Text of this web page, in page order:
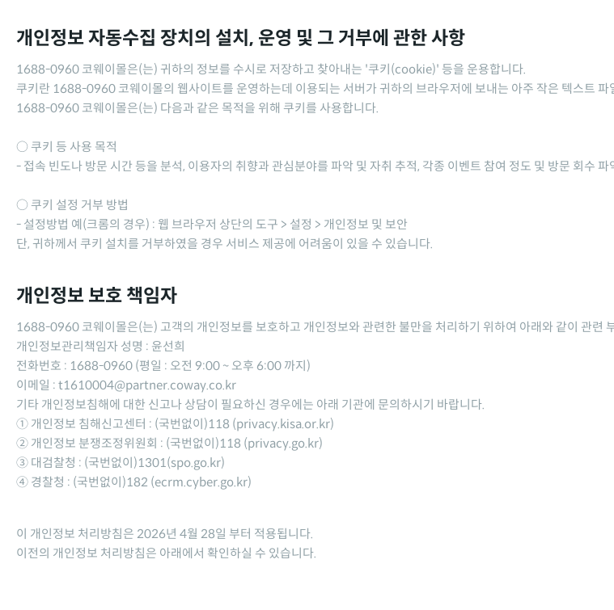
개인정보 자동수집 장치의 설치, 운영 및 그 거부에 관한 사항
1688-0960 코웨이몰은(는) 귀하의 정보를 수시로 저장하고 찾아내는 '쿠키(cookie)' 등을 운용합니다.
쿠키란 1688-0960 코웨이몰의 웹사이트를 운영하는데 이용되는 서버가 귀하의 브라우저에 보내는 아주 작은 텍스트
1688-0960 코웨이몰은(는) 다음과 같은 목적을 위해 쿠키를 사용합니다.
○ 쿠키 등 사용 목적
- 접속 빈도나 방문 시간 등을 분석, 이용자의 취향과 관심분야를 파악 및 자취 추적, 각종 이벤트 참여 정도 및 방문 회수
○ 쿠키 설정 거부 방법
- 설정방법 예(크롬의 경우) : 웹 브라우저 상단의 도구 > 설정 > 개인정보 및 보안
단, 귀하께서 쿠키 설치를 거부하였을 경우 서비스 제공에 어려움이 있을 수 있습니다.
개인정보 보호 책임자
1688-0960 코웨이몰은(는) 고객의 개인정보를 보호하고 개인정보와 관련한 불만을 처리하기 위하여 아래와 같이 관련
개인정보관리책임자 성명 : 윤선희
전화번호 : 1688-0960 (평일 : 오전 9:00 ~ 오후 6:00 까지)
이메일 : t1610004@partner.coway.co.kr
기타 개인정보침해에 대한 신고나 상담이 필요하신 경우에는 아래 기관에 문의하시기 바랍니다.
① 개인정보 침해신고센터 : (국번없이)118 (privacy.kisa.or.kr)
② 개인정보 분쟁조정위원회 : (국번없이)118 (privacy.go.kr)
③ 대검찰청 : (국번없이)1301(spo.go.kr)
④ 경찰청 : (국번없이)182 (ecrm.cyber.go.kr)
이 개인정보 처리방침은 2026년 4월 28일 부터 적용됩니다.
이전의 개인정보 처리방침은 아래에서 확인하실 수 있습니다.